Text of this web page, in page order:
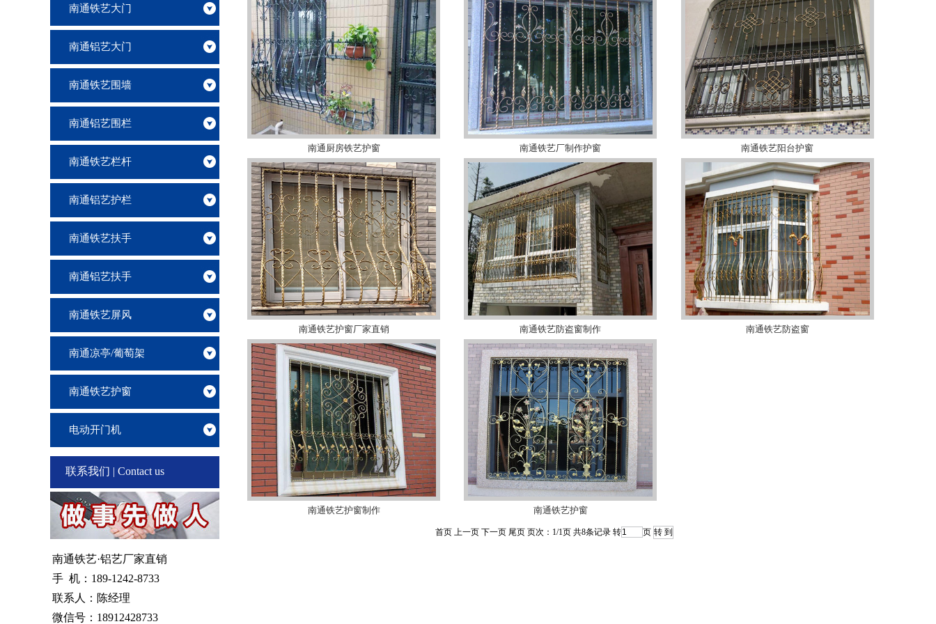
南通铁艺大门
南通铝艺大门
南通铁艺围墙
南通铝艺围栏
南通铁艺栏杆
南通铝艺护栏
南通铁艺扶手
南通铝艺扶手
南通铁艺屏风
南通凉亭/葡萄架
南通铁艺护窗
电动开门机
联系我们 | Contact us
南通铁艺·铝艺厂家直销
手 机：189-1242-8733
联系人：陈经理
微信号：18912428733
南通厨房铁艺护窗 南通铁艺厂制作护窗 南通铁艺阳台护窗
南通铁艺护窗厂家直销 南通铁艺防盗窗制作 南通铁艺防盗窗
南通铁艺护窗制作 南通铁艺护窗
首页 上一页 下一页 尾页 页次：1/1页 共8条记录 转 页